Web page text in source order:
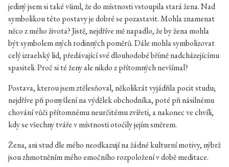
jediný jsem si také všiml, že do místnosti vstoupila stará žena. Nad
symbolikou této postavy je dobré se pozastavit. Mohla znamenat
něco z mého života? Jistě, nejdříve mě napadlo, že by žena mohla
být symbolem mých rodinných poměrů. Dále mohla symbolizovat
celý izraelský lid, předávající své dlouhodobé břímě nadcházejícímu
spasiteli. Proč si té ženy ale nikdo z přítomných nevšímal?
Postava, kterou jsem ztělesňoval, několikrát vyjádřila pocit studu;
nejdříve při pomyšlení na výdělek obchodníka, poté při násilnému
chování vůči přítomnému neurčitému zvířeti, a nakonec ve chvíli,
kdy se všechny tváře v místnosti otočily jejím směrem.
Žena, ani stud dle mého neodkazují na žádné kulturní motivy, nýbrž
jsou zhmotněním mého emočního rozpoložení v době meditace.